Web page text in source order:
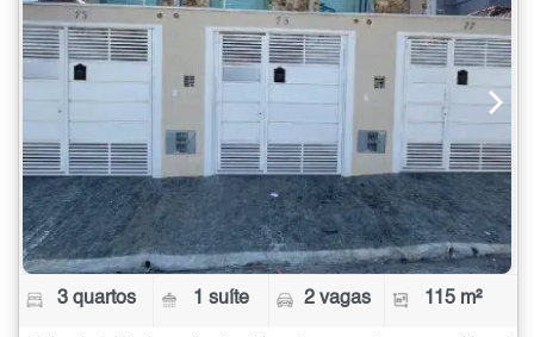
3 quartos 1 suíte 2 vagas 115 m²